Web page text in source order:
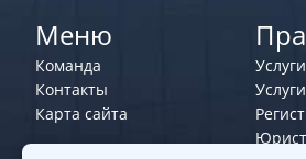
Меню
Команда
Контакты
Карта сайта